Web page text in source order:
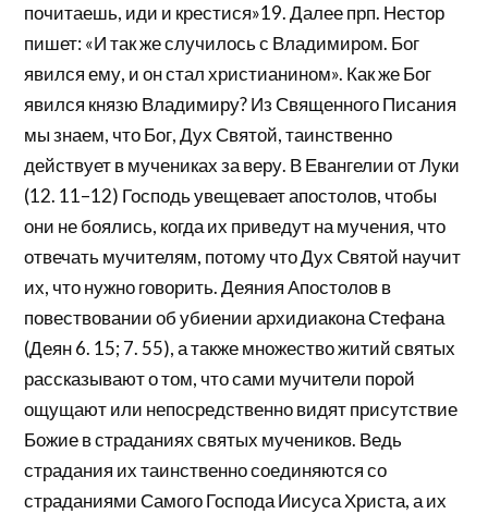
почитаешь, иди и крестися»19. Далее прп. Нестор
пишет: «И так же случилось с Владимиром. Бог
явился ему, и он стал христианином». Как же Бог
явился князю Владимиру? Из Священного Писания
мы знаем, что Бог, Дух Святой, таинственно
действует в мучениках за веру. В Евангелии от Луки
(12. 11–12) Господь увещевает апостолов, чтобы
они не боялись, когда их приведут на мучения, что
отвечать мучителям, потому что Дух Святой научит
их, что нужно говорить. Деяния Апостолов в
повествовании об убиении архидиакона Стефана
(Деян 6. 15; 7. 55), а также множество житий святых
рассказывают о том, что сами мучители порой
ощущают или непосредственно видят присутствие
Божие в страданиях святых мучеников. Ведь
страдания их таинственно соединяются со
страданиями Самого Господа Иисуса Христа, а их